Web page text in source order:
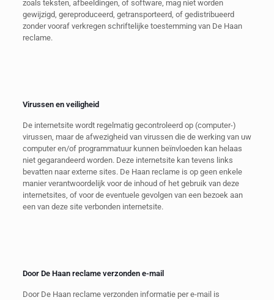
zoals teksten, afbeeldingen, of software, mag niet worden
gewijzigd, gereproduceerd, getransporteerd, of gedistribueerd
zonder vooraf verkregen schriftelijke toestemming van De Haan
reclame.
Virussen en veiligheid
De internetsite wordt regelmatig gecontroleerd op (computer-)
virussen, maar de afwezigheid van virussen die de werking van uw
computer en/of programmatuur kunnen beïnvloeden kan helaas
niet gegarandeerd worden. Deze internetsite kan tevens links
bevatten naar externe sites. De Haan reclame is op geen enkele
manier verantwoordelijk voor de inhoud of het gebruik van deze
internetsites, of voor de eventuele gevolgen van een bezoek aan
een van deze site verbonden internetsite.
Door De Haan reclame verzonden e-mail
Door De Haan reclame verzonden informatie per e-mail is